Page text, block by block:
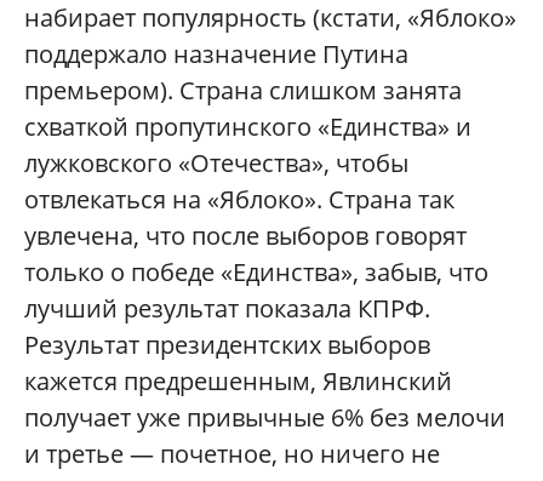
набирает популярность (кстати, «Яблоко»
поддержало назначение Путина
премьером). Страна слишком занята
схваткой пропутинского «Единства» и
лужковского «Отечества», чтобы
отвлекаться на «Яблоко». Страна так
увлечена, что после выборов говорят
только о победе «Единства», забыв, что
лучший результат показала КПРФ.
Результат президентских выборов
кажется предрешенным, Явлинский
получает уже привычные 6% без мелочи
и третье — почетное, но ничего не